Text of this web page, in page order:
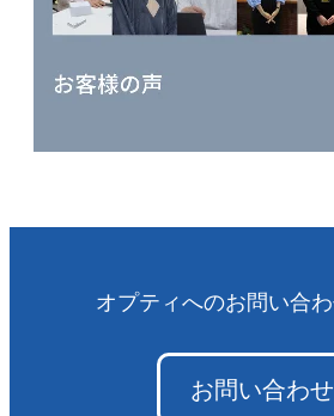
オプティへのお問い合
お問い合わせ